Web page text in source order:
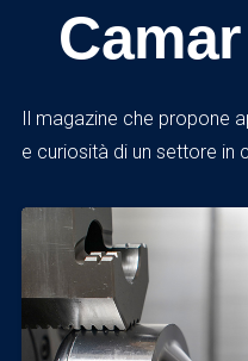
Camar
Il magazine che propone
e curiosità di un settore in